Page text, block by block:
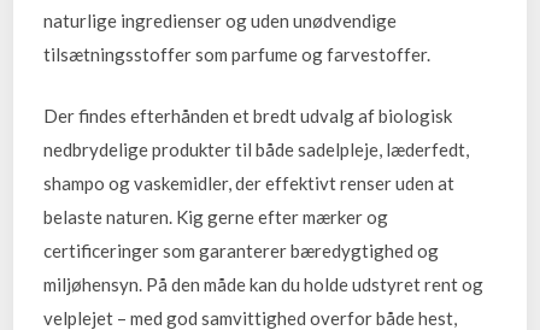
naturlige ingredienser og uden unødvendige
tilsætningsstoffer som parfume og farvestoffer.
Der findes efterhånden et bredt udvalg af biologisk
nedbrydelige produkter til både sadelpleje, læderfedt,
shampo og vaskemidler, der effektivt renser uden at
belaste naturen. Kig gerne efter mærker og
certificeringer som garanterer bæredygtighed og
miljøhensyn. På den måde kan du holde udstyret rent og
velplejet – med god samvittighed overfor både hest,